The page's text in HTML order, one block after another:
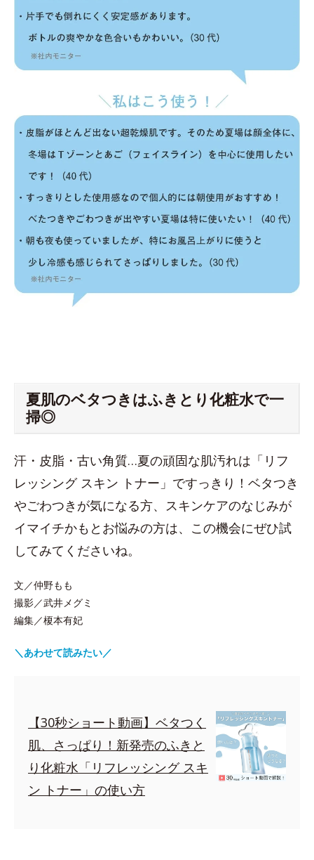
夏肌のベタつきはふきとり化粧水で一
掃◎
汗・皮脂・古い角質…夏の頑固な肌汚れは「リフ
レッシング スキン トナー」ですっきり！ベタつき
やごわつきが気になる方、スキンケアのなじみが
イマイチかもとお悩みの方は、この機会にぜひ試
してみてくださいね。
文／仲野もも
撮影／武井メグミ
編集／榎本有妃
＼あわせて読みたい／
【30秒ショート動画】ベタつく
肌、さっぱり！新発売のふきと
り化粧水「リフレッシング スキ
ン トナー」の使い方